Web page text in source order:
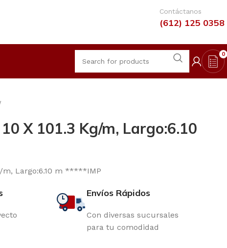
Contáctanos
(612) 125 0358
0
X 101.3 Kg/m, Largo:6.10
m, Largo:6.10 m *****IMP
Envíos Rápidos
Con diversas sucursales
para tu comodidad